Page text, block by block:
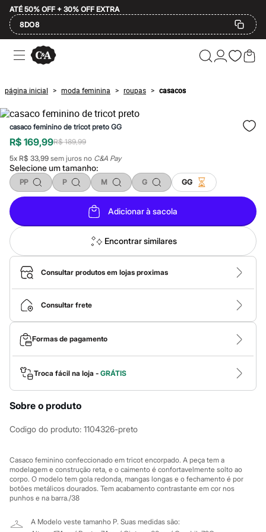
ATÉ 50% OFF + 30% OFF EXTRA
8DO8
Ofertas
Compre por Departamento
Masculino
Infantil
Calçados
Mindse7
Plus Size
Até 20% off
Até 40% off
Até 60% off
A partir de 60% off
Feminino
Em alta
Inverno
Alfaiataria
Novidades
Roupas
Blusas e Camisetas
Básicos
Calças
Casacos e Jaquetas
Jeans
Macacões
Saias
Shorts e Bermudas
Vestidos
Acessórios
Bolsas
Bonés e Chapéus
Bijoux
Cintos
Relógios
Botas
Sandálias
Sapatilhas
Tênis
Marcas
City
Mindset
página inicial > moda feminina > roupas > casacos
casaco feminino de tricot preto GG
R$ 169,99R$ 189,99
5x R$ 33,99 sem juros no C&A Pay
Selecione umtamanho:
PP P M G GG
Adicionar à sacola
Encontrar similares
Consultar produtos em lojas proximas
Consultar frete
Formas de pagamento
Troca fácil na loja - GRÁTIS
Sobre o produto
Codigo do produto: 1104326-preto
Casaco feminino confeccionado em tricot encorpado. A peça tem a
modelagem e construção reta, e o caimento é confortavelmente solto ao
corpo. O modelo tem gola redonda, mangas longas e o fechamento é por
botões metálicos dourados. Tem acabamento contrastante em cor nos
punhos e na barra./38
A Modelo veste tamanho P. Suas medidas são: